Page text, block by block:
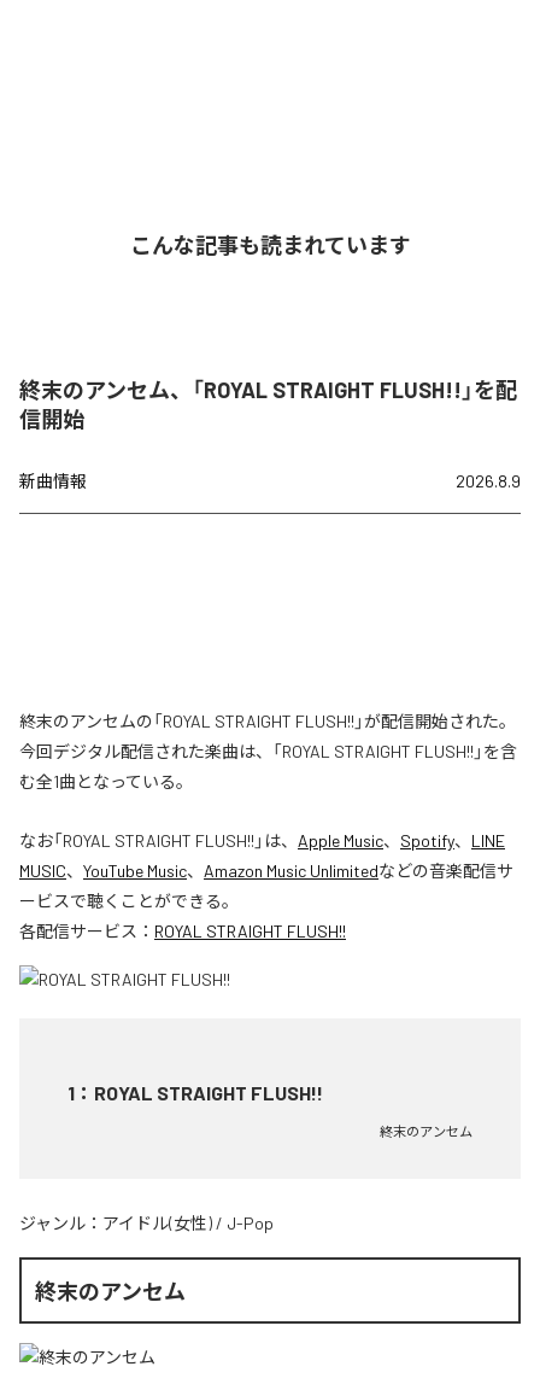
こんな記事も読まれています
終末のアンセム、「ROYAL STRAIGHT FLUSH!!」を配
信開始
新曲情報 2026.8.9
終末のアンセムの「ROYAL STRAIGHT FLUSH!!」が配信開始された。
今回デジタル配信された楽曲は、「ROYAL STRAIGHT FLUSH!!」を含
む全1曲となっている。
なお「ROYAL STRAIGHT FLUSH!! 」は、 Apple Music、 Spotify、 LINE
MUSIC、 YouTube Music、 Amazon Music Unlimitedなどの音楽配信サ
ービスで聴くことができる。
各配信サービス： ROYAL STRAIGHT FLUSH!!
1 ： ROYAL STRAIGHT FLUSH!!
終末のアンセム
ジャンル： アイドル(女性) / J-Pop
終末のアンセム